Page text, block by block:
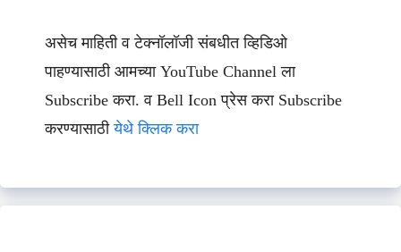
असेच माहिती व टेक्नॉलॉजी संबधीत व्हिडिओ
पाहण्यासाठी आमच्या YouTube Channel ला
Subscribe करा. व Bell Icon प्रेस करा Subscribe
करण्यासाठीयेथे क्लिक करा